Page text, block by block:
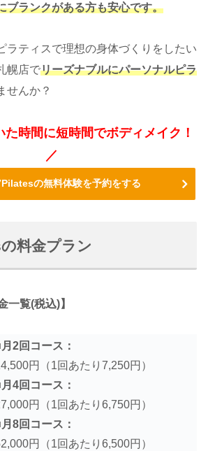
ブランクがある方も安心です。
ラティスで理想の身体づくりをしたい
幌店でリーズナブルにパーソナルピラ
せんか？
た時間に短時間でボディメイク！
／
の無料体験を予約をする
料金プラン
一覧(税込)】
2回コース：
円（1回あたり7,250円）
4回コース：
円（1回あたり6,750円）
8回コース：
円（1回あたり6,500円）